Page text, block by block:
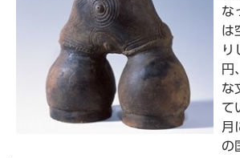
な
は
り
円
な
て
月
の